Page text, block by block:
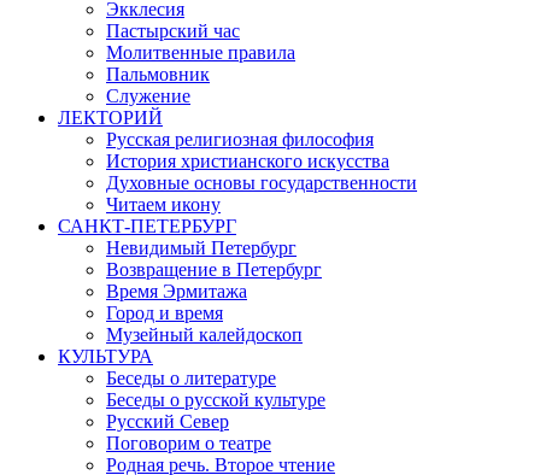
Экклесия
Пастырский час
Молитвенные правила
Пальмовник
Служение
ЛЕКТОРИЙ
Русская религиозная философия
История христианского искусства
Духовные основы государственности
Читаем икону
САНКТ-ПЕТЕРБУРГ
Невидимый Петербург
Возвращение в Петербург
Время Эрмитажа
Город и время
Музейный калейдоскоп
КУЛЬТУРА
Беседы о литературе
Беседы о русской культуре
Русский Север
Поговорим о театре
Родная речь. Второе чтение